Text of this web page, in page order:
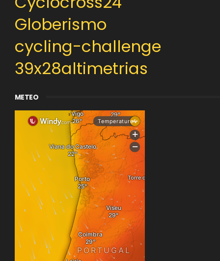
Globerismo
cycling-challenge
39x28altimetrias
METEO